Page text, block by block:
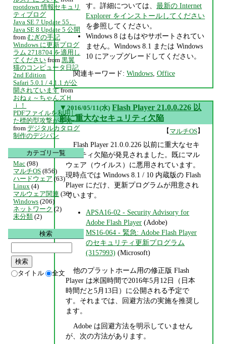
す。詳細については、最新の Internet
Explorer をインストールしてください
を参照してください。
Windows 8 はもはやサポートされてい
ません。Windows 8.1 または Windows
10 にアップグレードしてください。
関連キーワード: Windows, Office
▼ 2016/05/11(水) Flash Player 21.0.0.226 以
前に重大なセキュリティ欠陥
【 マルチOS】
Flash Player 21.0.0.226 以前に重大なセキ
ュリティ欠陥が発見されました。既にマル
ウェア（ウイルス）に悪用されています。
現時点では Windows 8.1 / 10 内蔵版の Flash
Player にだけ、更新プログラムが用意され
ています。
APSA16-02 - Security Advisory for
Adobe Flash Player (Adobe)
MS16-064 - 緊急: Adobe Flash Player
のセキュリティ更新プログラム
(3157993) (Microsoft)
他のプラットホーム用の修正版 Flash
Player は米国時間で2016年5月12日（日本
時間だと5月13日）に公開される予定で
す。それまでは、回避方法の実施を推奨し
ます。
Adobe は回避方法を明示していません
が、次の方法があります。
rootdown 情報セキュリ
ティブログ
Java SE 7 Update 55、
Java SE 8 Update 5 公開
from むぎの手記
Windows に更新プログ
ラム 2718704 を適用し
てください from 黒翼
猫のコンピュータ日記
2nd Edition
Safari 5.0.1 / 4.1.1 が公
開されています from
おねぇ～ちゃんズＨ
ｉ！
PDFファイルを利用し
た標的型攻撃が多発
from デジタルカタログ
制作のデジパン
カテゴリ一覧
Mac (98)
マルチOS (856)
ハードウェア (63)
Linux (4)
マルウェア関連 (30)
Windows (206)
ネットワーク (2)
未分類 (2)
検索
タイトル 全文